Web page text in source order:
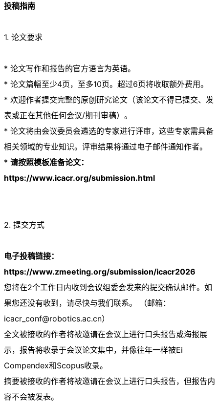
投稿指南
1. 论文要求
* 论文写作和报告的官方语言为英语。
* 论文篇幅至少4页，至多10页。超过6页将收取额外费用。
* 欢迎作者提交完整的原创研究论文（该论文不得已提交、发
表或正在其他任何会议/期刊审稿）。
* 论文将由会议委员会遴选的专家进行评审，这些专家需具备
相关领域的专业知识。评审结果将通过电子邮件通知作者。
* 请按照模板准备论文：
https://www.icacr.org/submission.html
2. 提交方式
电子投稿链接：
https://www.zmeeting.org/submission/icacr2026
您将在2个工作日内收到会议组委会发来的提交确认邮件。如
果您还没有收到，请尽快与我们联系。 （邮箱：
icacr_conf@robotics.ac.cn）
全文被接收的作者将被邀请在会议上进行口头报告或海报展
示，报告将收录于会议论文集中，并像往年一样被Ei
Compendex和Scopus收录。
摘要被接收的作者将被邀请在会议上进行口头报告，但报告内
容不会被发表。